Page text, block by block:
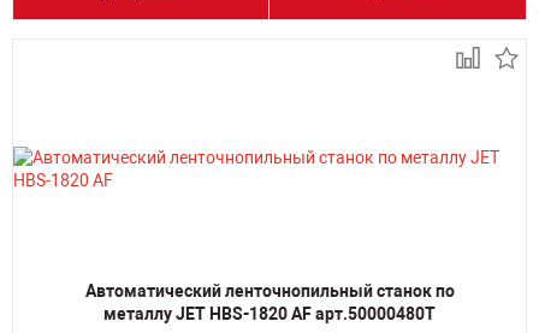
Автоматический ленточнопильный станок по
металлу JET HBS-1820 AF арт.50000480T